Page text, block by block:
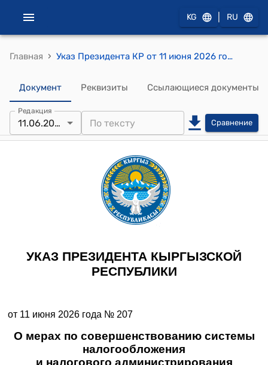
KG RU
Главная › Указ Президента КР от 11 июня 2026 года № 207 "О мерах по совершенствованию системы налогообложения и налогового администрирования"
Документ Реквизиты Ссылающиеся документы
Редакция
11.06.2026 Сравнение